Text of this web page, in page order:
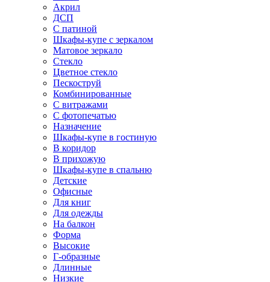
Акрил
ДСП
С патиной
Шкафы-купе с зеркалом
Матовое зеркало
Стекло
Цветное стекло
Пескоструй
Комбинированные
С витражами
С фотопечатью
Назначение
Шкафы-купе в гостиную
В коридор
В прихожую
Шкафы-купе в спальню
Детские
Офисные
Для книг
Для одежды
На балкон
Форма
Высокие
Г-образные
Длинные
Низкие